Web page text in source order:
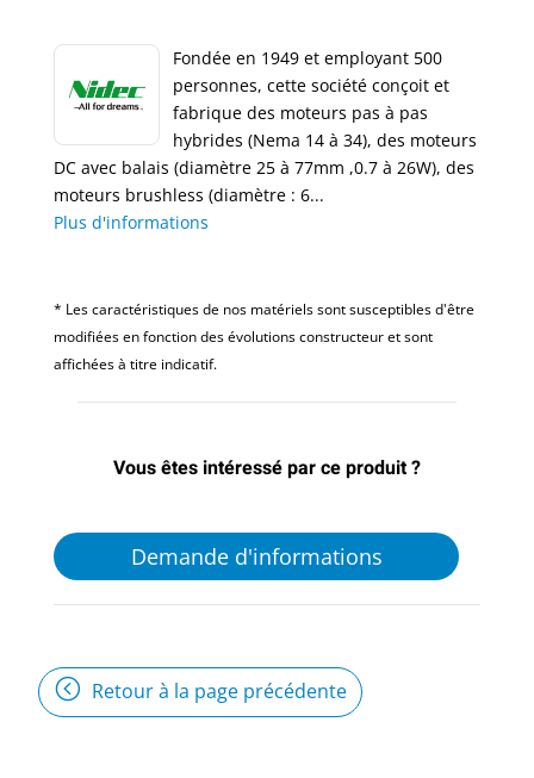
Fondée en 1949 et employant 500
personnes, cette société conçoit et
fabrique des moteurs pas à pas
hybrides (Nema 14 à 34), des moteurs
DC avec balais (diamètre 25 à 77mm ,0.7 à 26W), des
moteurs brushless (diamètre : 6...
Plus d'informations
* Les caractéristiques de nos matériels sont susceptibles d'être
modifiées en fonction des évolutions constructeur et sont
affichées à titre indicatif.
Vous êtes intéressé par ce produit ?
Demande d'informations
Retour à la page précédente